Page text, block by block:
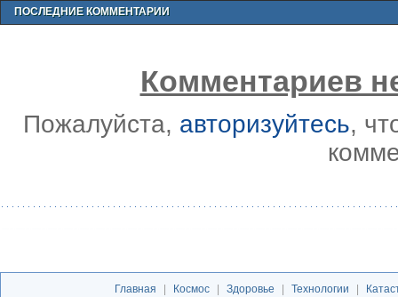
ПОСЛЕДНИЕ КОММЕНТАРИИ
Комментариев
Пожалуйста, авторизуйтесь,
Главная | Космос | Здоровье | Технологии |